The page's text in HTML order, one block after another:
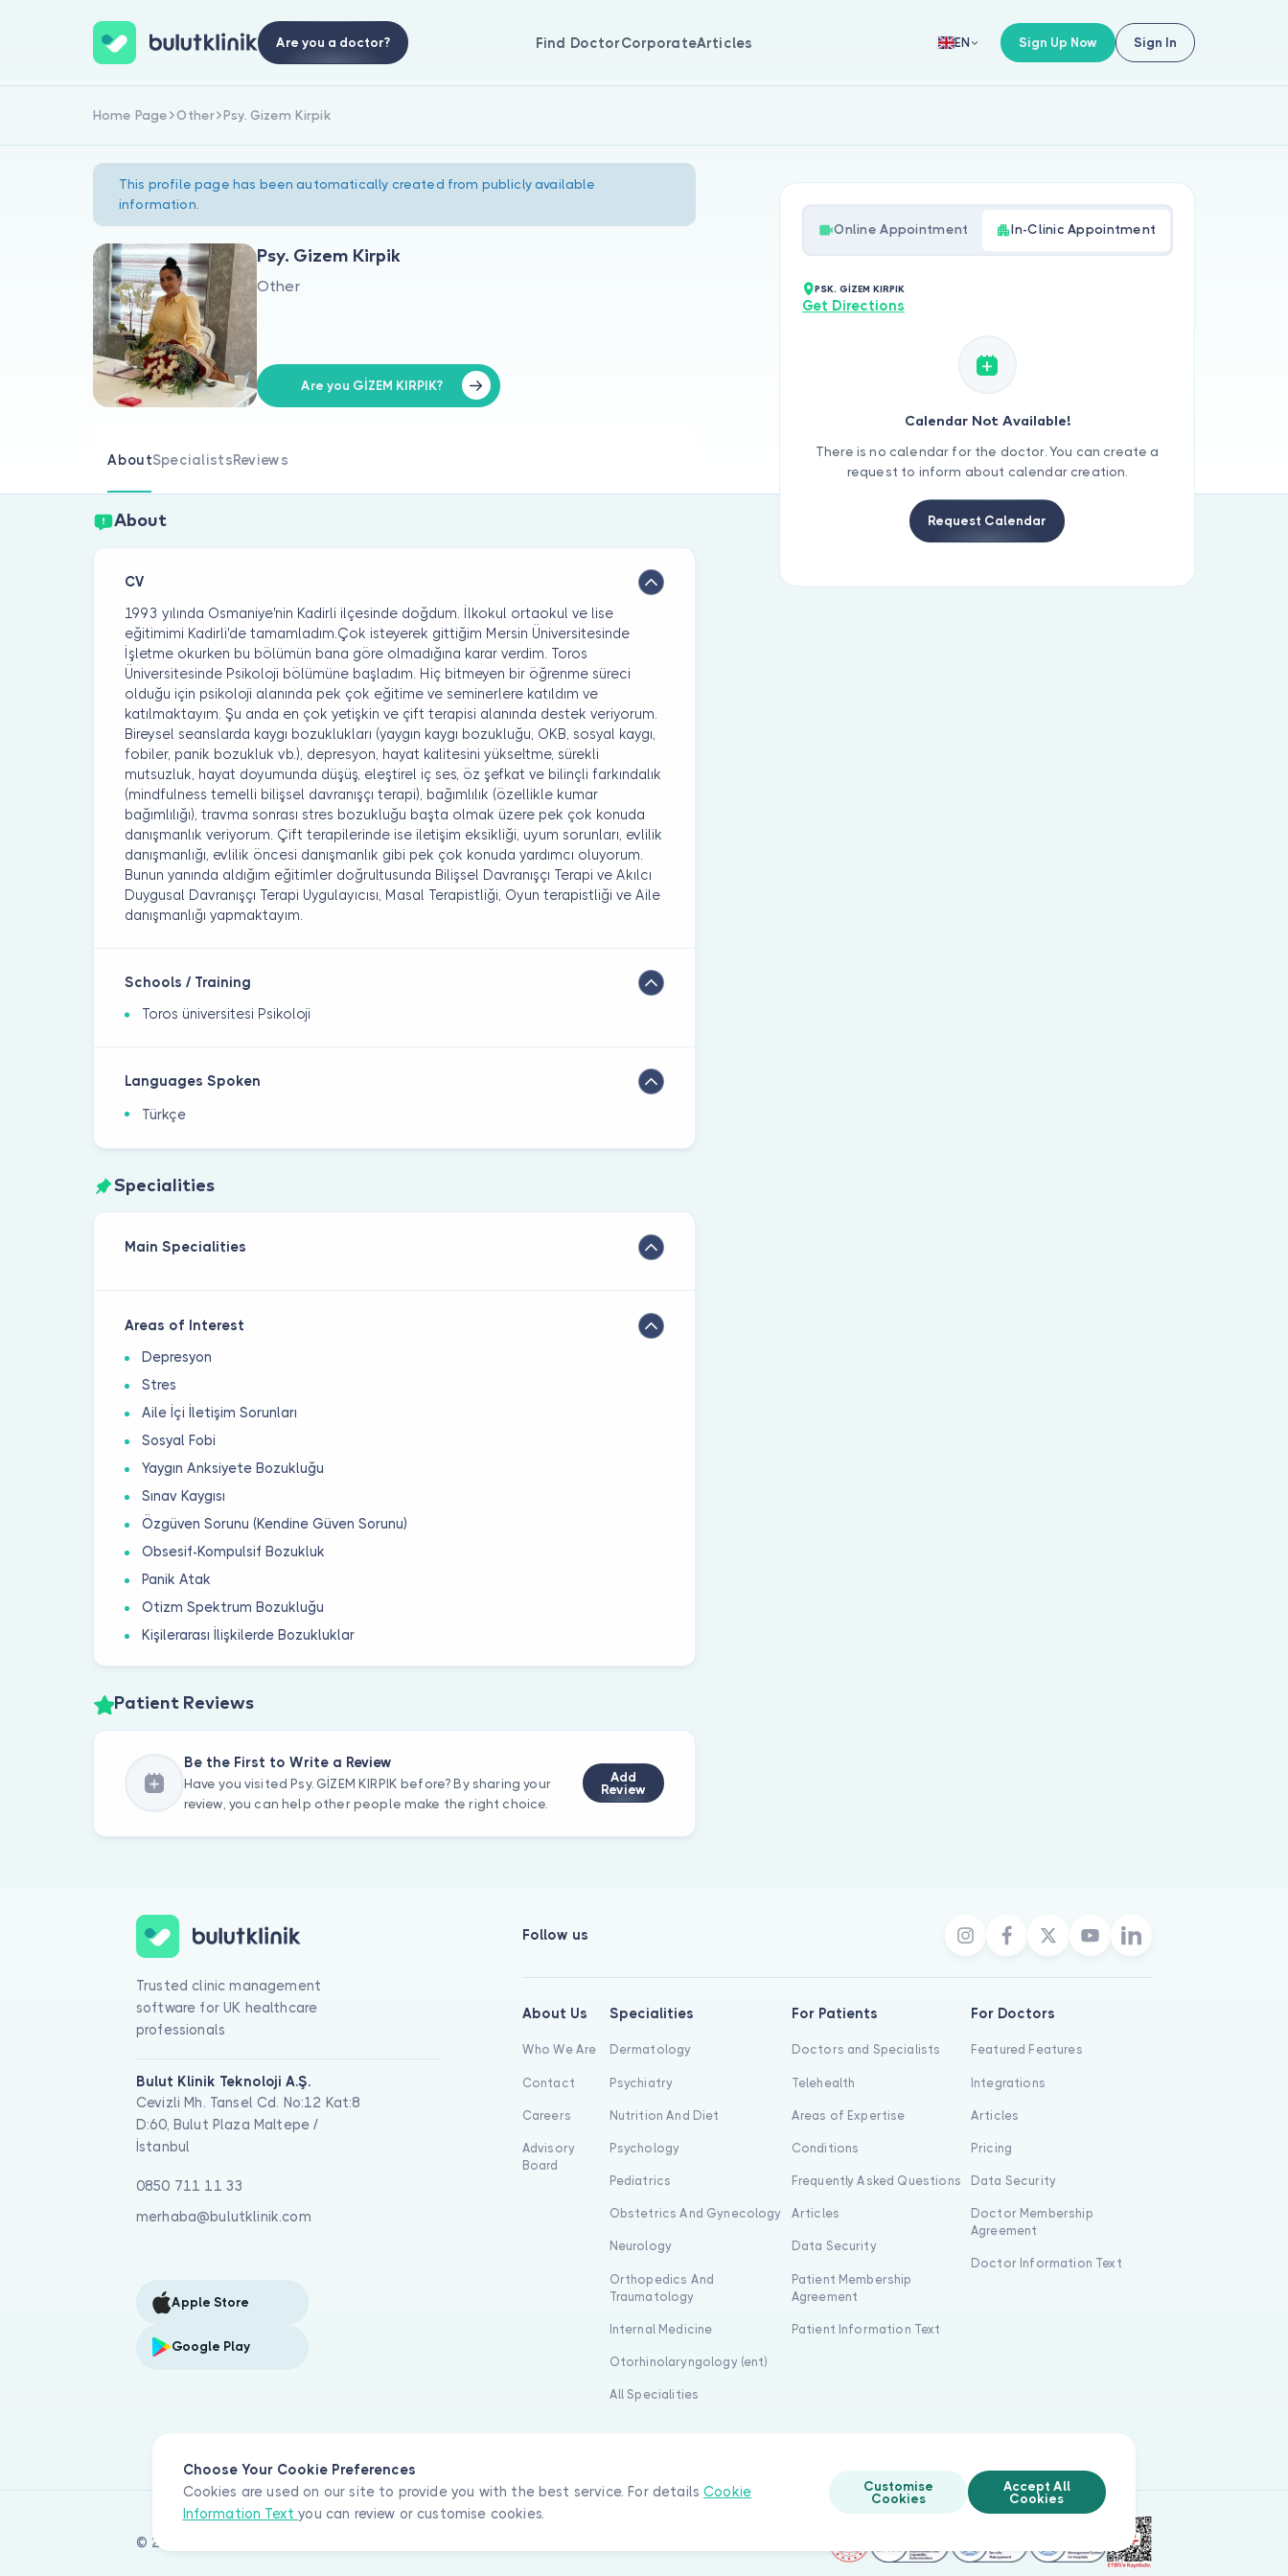
Are you a doctor? Find DoctorCorporateArticles EN Sign Up Now Sign In
Home Page Other Psy. Gizem Kirpik
This profile page has been automatically created from publicly available
information.
Psy. Gizem Kirpik
Other
Are you GİZEM KIRPIK?
AboutSpecialistsReviews
About
CV
1993 yılında Osmaniye'nin Kadirli ilçesinde doğdum. İlkokul ortaokul ve lise
eğitimimi Kadirli'de tamamladım.Çok isteyerek gittiğim Mersin Üniversitesinde
İşletme okurken bu bölümün bana göre olmadığına karar verdim. Toros
Üniversitesinde Psikoloji bölümüne başladım. Hiç bitmeyen bir öğrenme süreci
olduğu için psikoloji alanında pek çok eğitime ve seminerlere katıldım ve
katılmaktayım. Şu anda en çok yetişkin ve çift terapisi alanında destek veriyorum.
Bireysel seanslarda kaygı bozuklukları (yaygın kaygı bozukluğu, OKB, sosyal kaygı,
fobiler, panik bozukluk vb.), depresyon, hayat kalitesini yükseltme, sürekli
mutsuzluk, hayat doyumunda düşüş, eleştirel iç ses, öz şefkat ve bilinçli farkındalık
(mindfulness temelli bilişsel davranışçı terapi), bağımlılık (özellikle kumar
bağımlılığı), travma sonrası stres bozukluğu başta olmak üzere pek çok konuda
danışmanlık veriyorum. Çift terapilerinde ise iletişim eksikliği, uyum sorunları, evlilik
danışmanlığı, evlilik öncesi danışmanlık gibi pek çok konuda yardımcı oluyorum.
Bunun yanında aldığım eğitimler doğrultusunda Bilişsel Davranışçı Terapi ve Akılcı
Duygusal Davranışçı Terapi Uygulayıcısı, Masal Terapistliği, Oyun terapistliği ve Aile
danışmanlığı yapmaktayım.
Schools / Training
Toros üniversitesi Psikoloji
Languages Spoken
Türkçe
Specialities
Main Specialities
Areas of Interest
Depresyon
Stres
Aile İçi İletişim Sorunları
Sosyal Fobi
Yaygın Anksiyete Bozukluğu
Sınav Kaygısı
Özgüven Sorunu (Kendine Güven Sorunu)
Obsesif-Kompulsif Bozukluk
Panik Atak
Otizm Spektrum Bozukluğu
Kişilerarası İlişkilerde Bozukluklar
Patient Reviews
Be the First to Write a Review
Have you visited Psy. GİZEM KIRPIK before? By sharing your
review, you can help other people make the right choice.
Add
Review
Online Appointment In-Clinic Appointment
PSK. GİZEM KIRPIK
Get Directions
Calendar Not Available!
There is no calendar for the doctor. You can create a
request to inform about calendar creation.
Request Calendar
Choose Your Cookie Preferences
Cookies are used on our site to provide you with the best service. For detailsCookie
Information Textyou can review or customise cookies.
Customise
Cookies
Accept All
Cookies
Trusted clinic management
software for UK healthcare
professionals
Bulut Klinik Teknoloji A.Ş.
Cevizli Mh. Tansel Cd. No:12 Kat:8
D:60, Bulut Plaza Maltepe /
İstanbul
0850 711 11 33
merhaba@bulutklinik.com
Apple Store
Google Play
Follow us
About Us
Who We Are
Contact
Careers
Advisory
Board
Specialities
Dermatology
Psychiatry
Nutrition And Diet
Psychology
Pediatrics
Obstetrics And Gynecology
Neurology
Orthopedics And
Traumatology
Internal Medicine
Otorhinolaryngology (ent)
All Specialities
For Patients
Doctors and Specialists
Telehealth
Areas of Expertise
Conditions
Frequently Asked Questions
Articles
Data Security
Patient Membership
Agreement
Patient Information Text
For Doctors
Featured Features
Integrations
Articles
Pricing
Data Security
Doctor Membership
Agreement
Doctor Information Text
© 2026 Bulut Klinik Teknoloji A.Ş. All rights reserved